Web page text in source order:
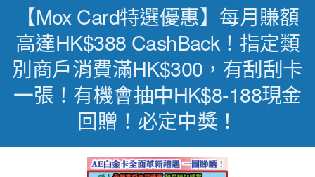
【Mox Card特選優惠】每月賺額
高達HK$388 CashBack！指定類
別商戶消費滿HK$300，有刮刮卡
一張！有機會抽中HK$8-188現金
回贈！必定中獎！